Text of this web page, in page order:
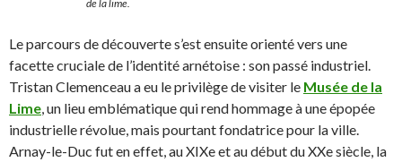
de la lime.
Le parcours de découverte s’est ensuite orienté vers une
facette cruciale de l’identité arnétoise : son passé industriel.
Tristan Clemenceau a eu le privilège de visiter le Musée de la
Lime , un lieu emblématique qui rend hommage à une épopée
industrielle révolue, mais pourtant fondatrice pour la ville.
Arnay-le-Duc fut en effet, au XIXe et au début du XXe siècle, la